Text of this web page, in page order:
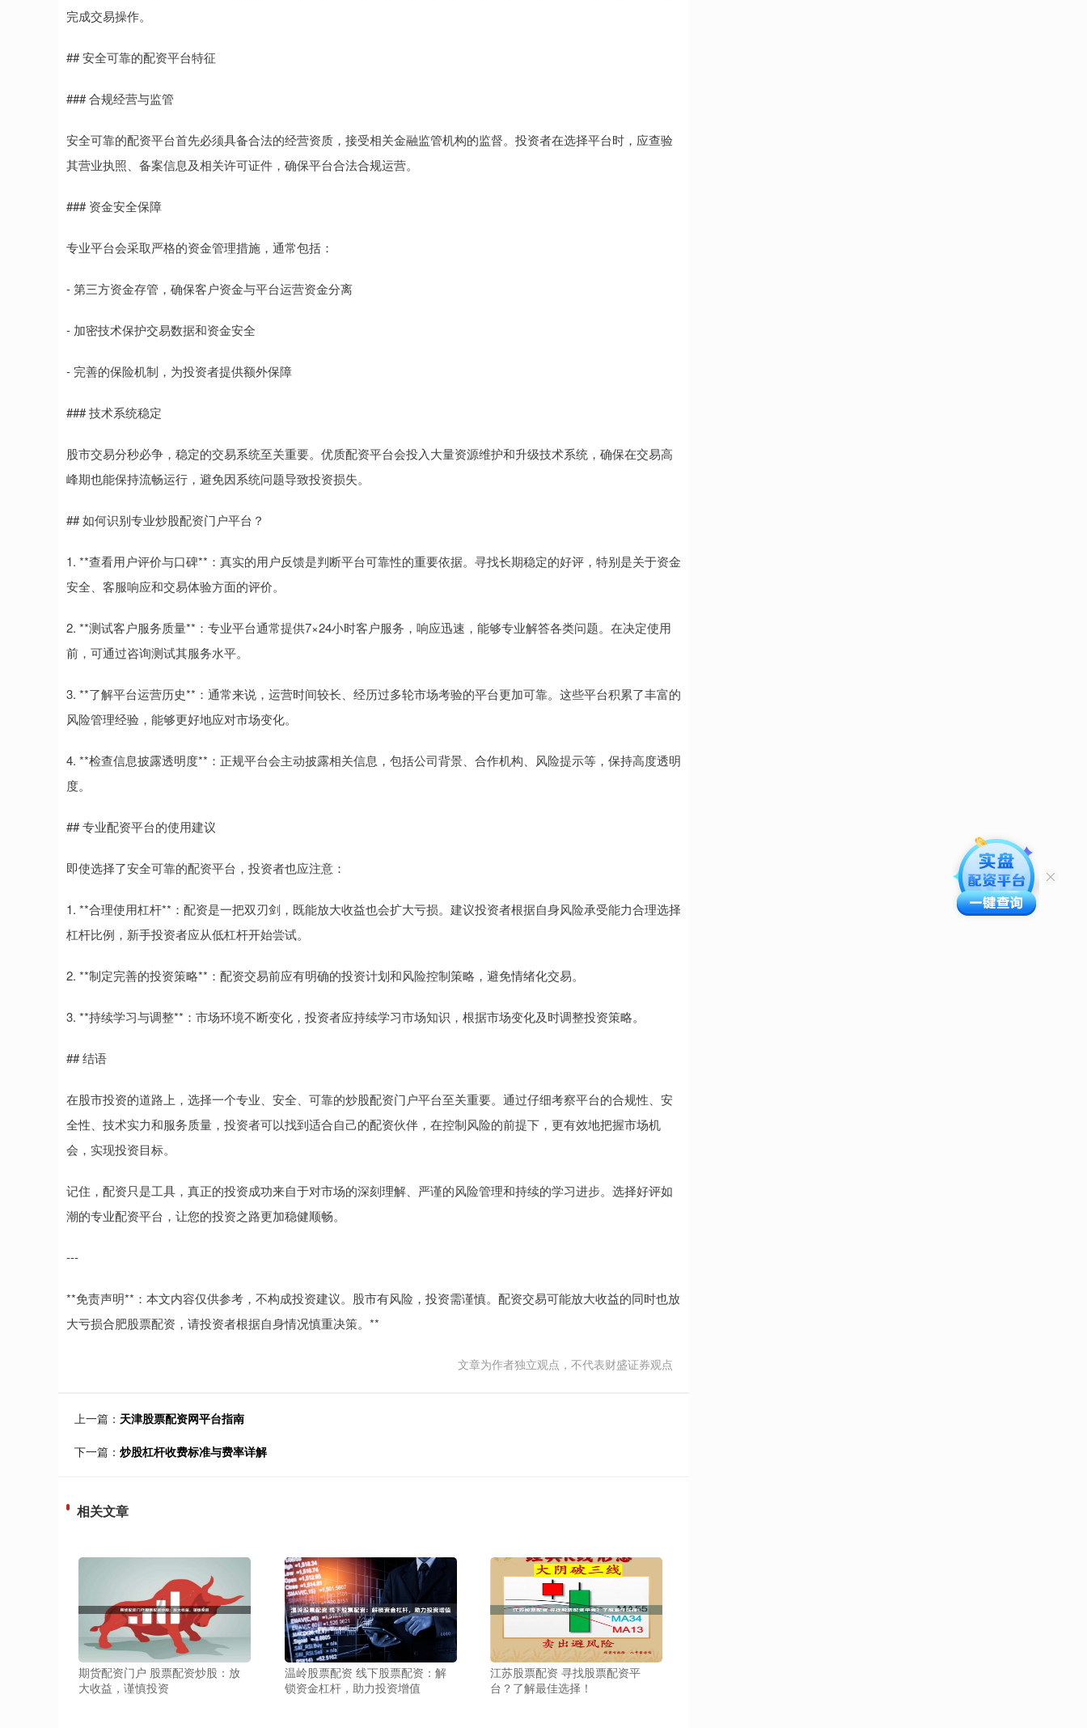
完成交易操作。
## 安全可靠的配资平台特征
### 合规经营与监管
安全可靠的配资平台首先必须具备合法的经营资质，接受相关金融监管机构的监督。投资者在选择平台时，应查验
其营业执照、备案信息及相关许可证件，确保平台合法合规运营。
### 资金安全保障
专业平台会采取严格的资金管理措施，通常包括：
- 第三方资金存管，确保客户资金与平台运营资金分离
- 加密技术保护交易数据和资金安全
- 完善的保险机制，为投资者提供额外保障
### 技术系统稳定
股市交易分秒必争，稳定的交易系统至关重要。优质配资平台会投入大量资源维护和升级技术系统，确保在交易高
峰期也能保持流畅运行，避免因系统问题导致投资损失。
## 如何识别专业炒股配资门户平台？
1. **查看用户评价与口碑**：真实的用户反馈是判断平台可靠性的重要依据。寻找长期稳定的好评，特别是关于资金
安全、客服响应和交易体验方面的评价。
2. **测试客户服务质量**：专业平台通常提供7×24小时客户服务，响应迅速，能够专业解答各类问题。在决定使用
前，可通过咨询测试其服务水平。
3. **了解平台运营历史**：通常来说，运营时间较长、经历过多轮市场考验的平台更加可靠。这些平台积累了丰富的
风险管理经验，能够更好地应对市场变化。
4. **检查信息披露透明度**：正规平台会主动披露相关信息，包括公司背景、合作机构、风险提示等，保持高度透明
度。
## 专业配资平台的使用建议
即使选择了安全可靠的配资平台，投资者也应注意：
1. **合理使用杠杆**：配资是一把双刃剑，既能放大收益也会扩大亏损。建议投资者根据自身风险承受能力合理选择
杠杆比例，新手投资者应从低杠杆开始尝试。
2. **制定完善的投资策略**：配资交易前应有明确的投资计划和风险控制策略，避免情绪化交易。
3. **持续学习与调整**：市场环境不断变化，投资者应持续学习市场知识，根据市场变化及时调整投资策略。
## 结语
在股市投资的道路上，选择一个专业、安全、可靠的炒股配资门户平台至关重要。通过仔细考察平台的合规性、安
全性、技术实力和服务质量，投资者可以找到适合自己的配资伙伴，在控制风险的前提下，更有效地把握市场机
会，实现投资目标。
记住，配资只是工具，真正的投资成功来自于对市场的深刻理解、严谨的风险管理和持续的学习进步。选择好评如
潮的专业配资平台，让您的投资之路更加稳健顺畅。
---
**免责声明**：本文内容仅供参考，不构成投资建议。股市有风险，投资需谨慎。配资交易可能放大收益的同时也放
大亏损合肥股票配资，请投资者根据自身情况慎重决策。**
文章为作者独立观点，不代表财盛证券观点
上一篇： 天津股票配资网平台指南
下一篇： 炒股杠杆收费标准与费率详解
相关文章
期货配资门户 股票配资炒股：放
大收益，谨慎投资
温岭股票配资 线下股票配资：解
锁资金杠杆，助力投资增值
江苏股票配资 寻找股票配资平
台？了解最佳选择！